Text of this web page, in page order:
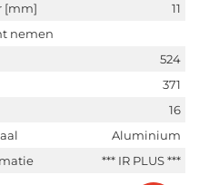
[mm]
11
nemen
524
371
16
Aluminium
*** IR PLUS ***